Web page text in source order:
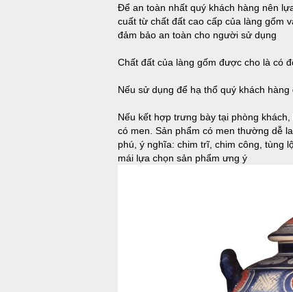
Để an toàn nhất quý khách hàng nên
cuất từ chất đất cao cấp của làng gốm
đảm bảo an toàn cho người sử dụng
Chất đất của làng gốm được cho là có
Nếu sử dụng để hạ thổ quý khách
Nếu kết hợp trưng bày tại phòng
có men. Sản phẩm có men thường dễ
phú, ý nghĩa: chim trĩ, chim công, tùng
mái lựa chọn sản phẩm ưng ý